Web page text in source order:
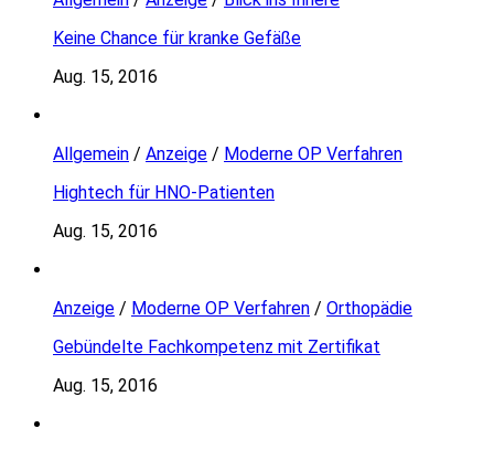
Keine Chance für kranke Gefäße
Aug. 15, 2016
Allgemein / Anzeige / Moderne OP Verfahren
Hightech für HNO-Patienten
Aug. 15, 2016
Anzeige / Moderne OP Verfahren / Orthopädie
Gebündelte Fachkompetenz mit Zertifikat
Aug. 15, 2016